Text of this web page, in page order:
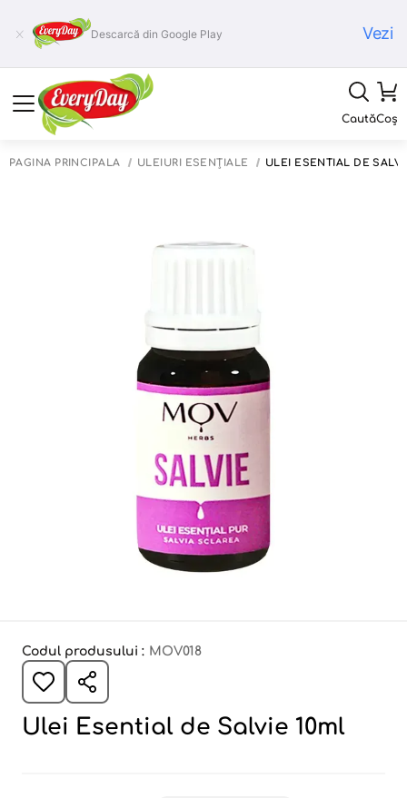
Descarcă din Google Play Vezi
CautăCoș
PAGINA PRINCIPALĂ ULEIURI ESENȚIALE ULEI ESENTIAL DE
Codul produsului : MOV018
Ulei Esential de Salvie 10ml